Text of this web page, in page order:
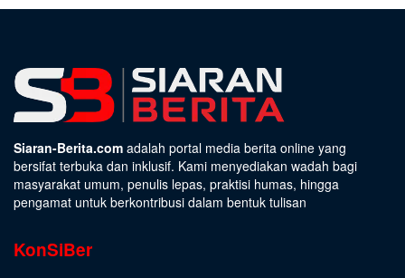
Siaran-Berita.com adalah portal media berita online yang
bersifat terbuka dan inklusif. Kami menyediakan wadah bagi
masyarakat umum, penulis lepas, praktisi humas, hingga
pengamat untuk berkontribusi dalam bentuk tulisan
KonSiBer